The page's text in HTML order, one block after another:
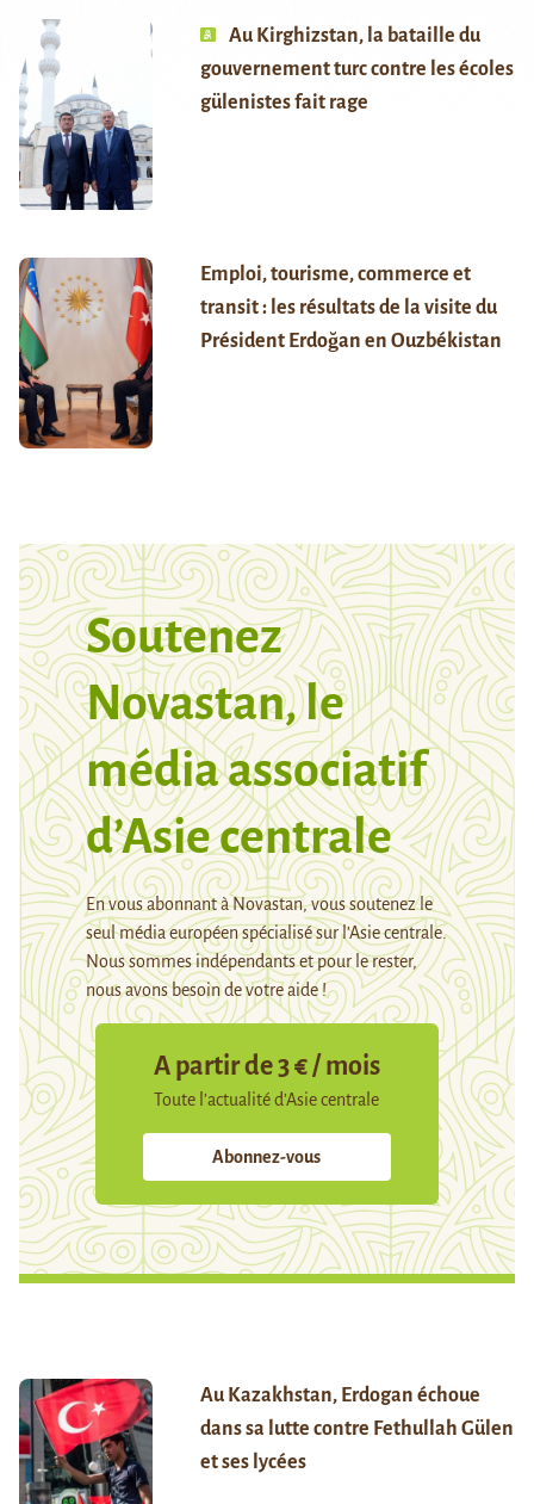
Au Kirghizstan, la bataille du
gouvernement turc contre les écoles
gülenistes fait rage
Emploi, tourisme, commerce et
transit : les résultats de la visite du
Président Erdoğan en Ouzbékistan
Soutenez
Novastan, le
média associatif
d’Asie centrale
En vous abonnant à Novastan, vous soutenez le
seul média européen spécialisé sur l’Asie centrale.
Nous sommes indépendants et pour le rester,
nous avons besoin de votre aide !
A partir de 3 € / mois
Toute l’actualité d’Asie centrale
Abonnez-vous
Au Kazakhstan, Erdogan échoue
dans sa lutte contre Fethullah Gülen
et ses lycées